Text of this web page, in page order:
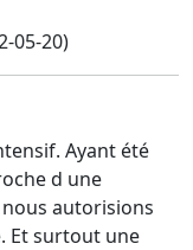
05-20)
Ayant été
d une
autorisions
Et surtout une